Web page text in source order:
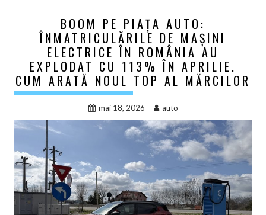
BOOM PE PIAȚA AUTO:
ÎNMATRICULĂRILE DE MAȘINI
ELECTRICE ÎN ROMÂNIA AU
EXPLODAT CU 113% ÎN APRILIE.
CUM ARATĂ NOUL TOP AL MĂRCILOR
mai 18, 2026 auto